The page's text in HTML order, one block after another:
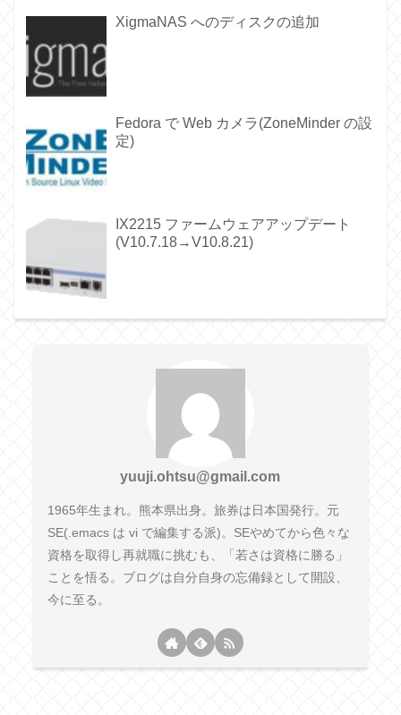
XigmaNAS へのディスクの追加
Fedora で Web カメラ(ZoneMinder の設
定)
IX2215 ファームウェアアップデート
(V10.7.18→V10.8.21)
yuuji.ohtsu@gmail.com
1965年生まれ。熊本県出身。旅券は日本国発行。元
SE(.emacs は vi で編集する派)。SEやめてから色々な
資格を取得し再就職に挑むも、「若さは資格に勝る」
ことを悟る。ブログは自分自身の忘備録として開設、
今に至る。